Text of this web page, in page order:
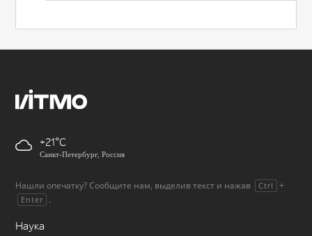
+21
Санкт-Петербург, Россия
Нашли опечатку? Сообщите нам, выделив текст и нажав Ctrl +
Enter .
Наука